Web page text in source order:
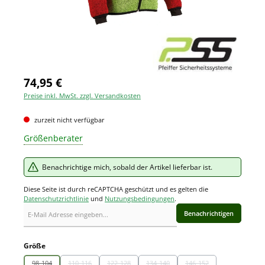
74,95 €
Preise inkl. MwSt. zzgl. Versandkosten
zurzeit nicht verfügbar
Größenberater
Benachrichtige mich, sobald der Artikel lieferbar ist.
Diese Seite ist durch reCAPTCHA geschützt und es gelten die
Datenschutzrichtlinie und Nutzungsbedingungen.
Benachrichtigen
Größeauswählen
98-104 110-116 122-128 134-140 146-152